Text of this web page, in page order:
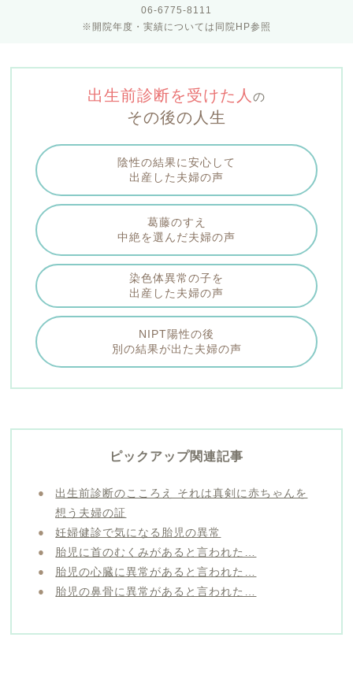
06-6775-8111
※開院年度・実績については同院HP参照
出生前診断を受けた人 の
その後の人生
陰性の結果に安心して
出産した夫婦の声
葛藤のすえ
中絶を選んだ夫婦の声
染色体異常の子を
出産した夫婦の声
NIPT陽性の後
別の結果が出た夫婦の声
ピックアップ関連記事
出生前診断のこころえ それは真剣に赤ちゃんを
想う夫婦の証
妊婦健診で気になる胎児の異常
胎児に首のむくみがあると言われた…
胎児の心臓に異常があると言われた…
胎児の鼻骨に異常があると言われた…